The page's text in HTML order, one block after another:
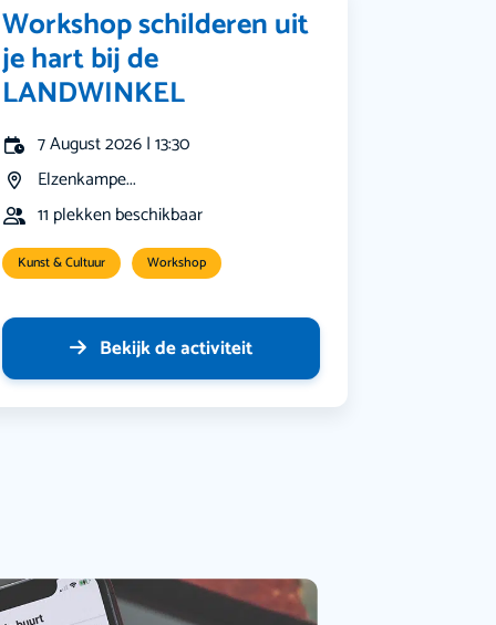
Workshop schilderen uit
je hart bij de
LANDWINKEL
7 August 2026 | 13:30
Elzenkampe...
11 plekken beschikbaar
Kunst & Cultuur Workshop
Bekijk de activiteit